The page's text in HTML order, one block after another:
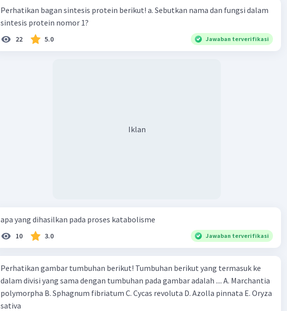
Perhatikan bagan sintesis protein berikut! a. Sebutkan nama dan fungsi dalam
sintesis protein nomor 1?
22 5.0 Jawaban terverifikasi
Iklan
apa yang dihasilkan pada proses katabolisme
10 3.0 Jawaban terverifikasi
Perhatikan gambar tumbuhan berikut! Tumbuhan berikut yang termasuk ke
dalam divisi yang sama dengan tumbuhan pada gambar adalah .... A. Marchantia
polymorpha B. Sphagnum fibriatum C. Cycas revoluta D. Azolla pinnata E. Oryza
sativa